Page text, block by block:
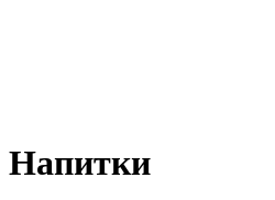
Напитки